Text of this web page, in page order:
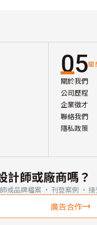
05關
關於我們
公司歷程
企業徵才
聯絡我們
隱私政策
計師或廠商嗎？
或品牌檔案 · 刊登案例 · 接
廣告合作